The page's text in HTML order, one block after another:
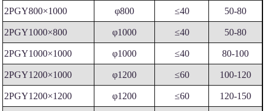
2PGY800×1000 φ800 ≤40 50-80
2PGY1000×800 φ1000 ≤40 50-80
2PGY1000×1000 φ1000 ≤40 80-100
2PGY1200×1000 φ1200 ≤60 100-120
2PGY1200×1200 φ1200 ≤60 120-150